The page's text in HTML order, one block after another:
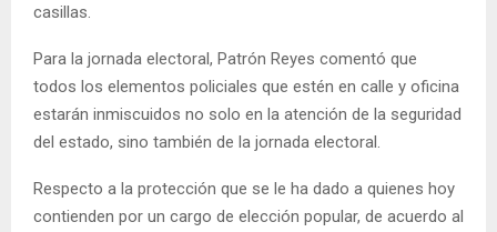
casillas.
Para la jornada electoral, Patrón Reyes comentó que
todos los elementos policiales que estén en calle y oficina
estarán inmiscuidos no solo en la atención de la seguridad
del estado, sino también de la jornada electoral.
Respecto a la protección que se le ha dado a quienes hoy
contienden por un cargo de elección popular, de acuerdo al